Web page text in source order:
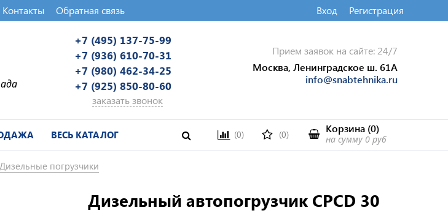
Контакты Обратная связь Вход Регистрация
+7 (495) 137-75-99
+7 (936) 610-70-31
+7 (980) 462-34-25
+7 (925) 850-80-60
заказать звонок
Прием заявок на сайте: 24/7
Москва, Ленинградское ш. 61А
info@snabtehnika.ru
ВЕСЬ КАТАЛОГ (0) (0) Корзина(0)
на сумму 0 руб
Дизельные погрузчики
Дизельный автопогрузчик CPCD 30